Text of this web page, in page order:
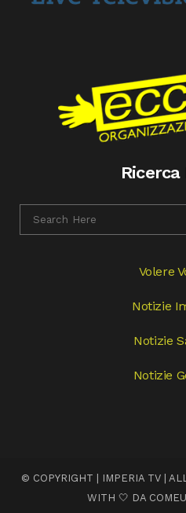
Volere
Notizie
Notizie
Notizie
© COPYRIGHT | IMPERIA TV |
WITH 🤍 DA